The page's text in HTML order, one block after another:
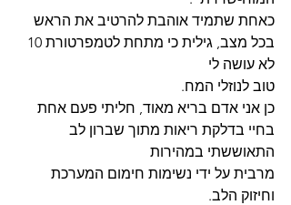
כאחת שתמיד אוהבת להרטיב את הראש
לא עושה לי
טוב לנוזלי המח.
כן אני אדם בריא מאוד, חליתי פעם אחת
בחיי בדלקת ריאות מתוך שברון לב
התאוששתי במהירות
מרבית על ידי נשימות חימום המערכת
וחיזוק הלב.